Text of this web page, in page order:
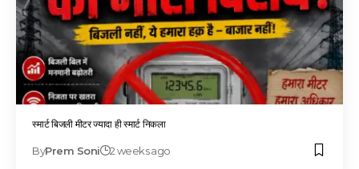
स्मार्ट बिजली मीटर ज्यादा ही स्मार्ट निकला
ByPrem Soni 2 weeks ago